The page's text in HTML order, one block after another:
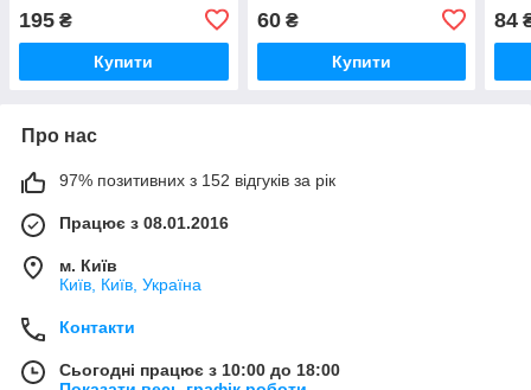
195 ₴
Купити
60₴
Купити
84
Про нас
97% позитивних з 152 відгуків за рік
Працює з 08.01.2016
м. Київ
Київ, Київ, Україна
Контакти
Сьогодні працює з 10:00 до 18:00